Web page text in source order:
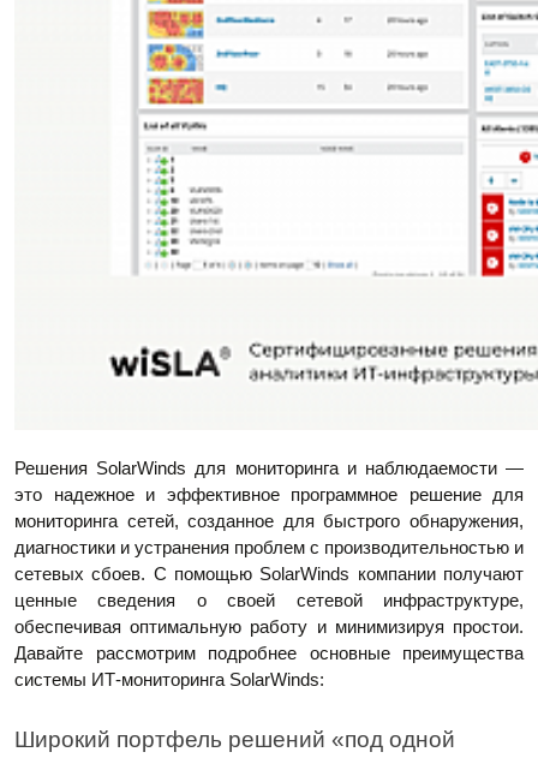
Решения SolarWinds для мониторинга и наблюдаемости —
это надежное и эффективное программное решение для
мониторинга сетей, созданное для быстрого обнаружения,
диагностики и устранения проблем с производительностью и
сетевых сбоев. С помощью SolarWinds компании получают
ценные сведения о своей сетевой инфраструктуре,
обеспечивая оптимальную работу и минимизируя простои.
Давайте рассмотрим подробнее основные преимущества
системы ИТ-мониторинга SolarWinds:
Широкий портфель решений «под одной